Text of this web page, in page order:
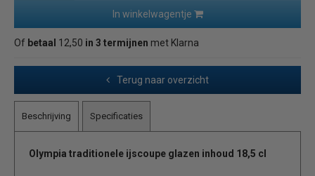
In winkelwagentje
Of betaal 12,50 in 3 termijnen met Klarna
Terug naar overzicht
Beschrijving Specificaties
Olympia traditionele ijscoupe glazen inhoud 18,5 cl